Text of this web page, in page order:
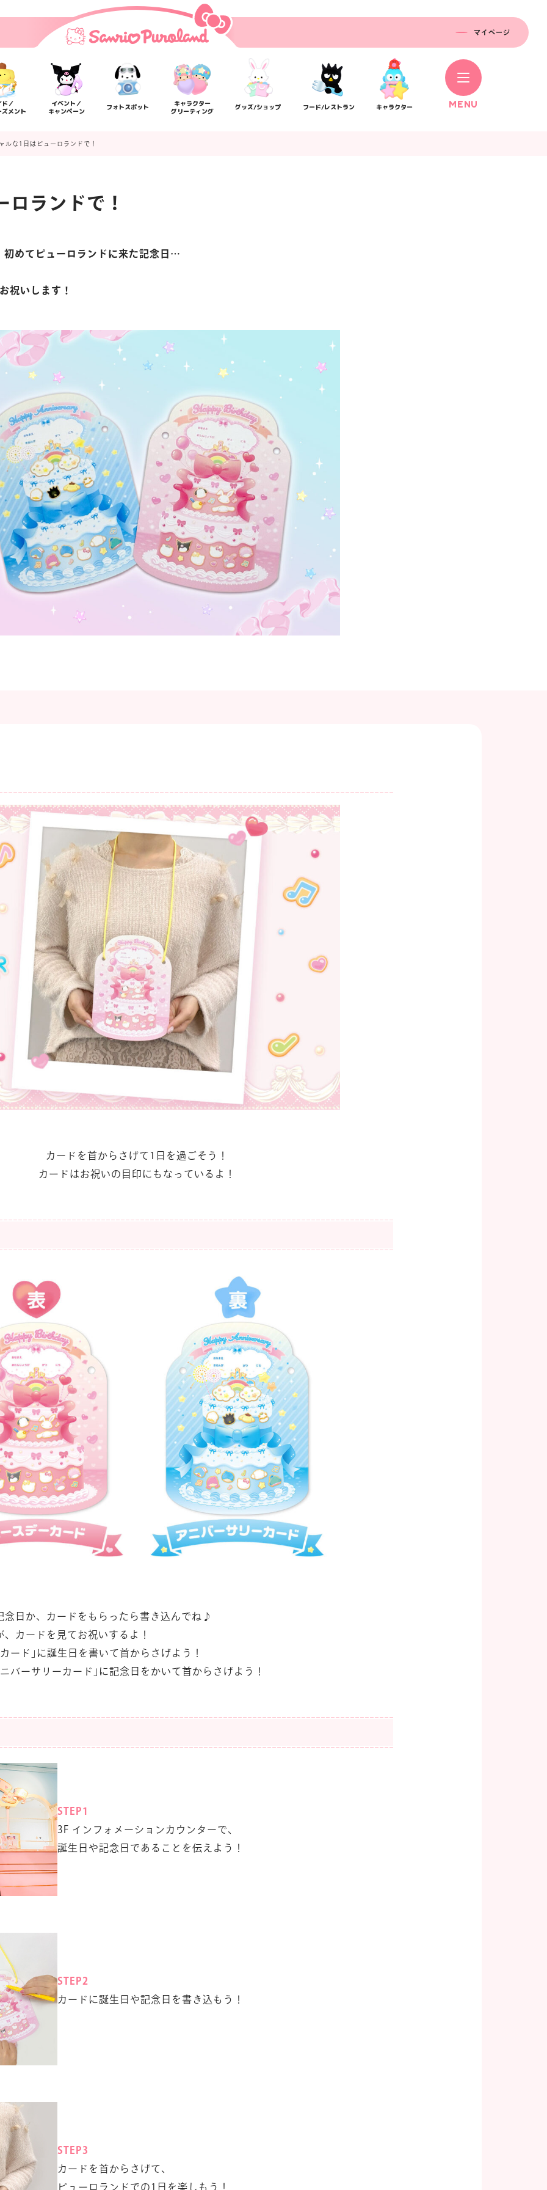
マイページ
MENU
ド／
メント
イベント／
キャンペーン
フォトスポット
キャラクター
グリーティング
グッズ/ショップ フード/レストラン キャラクター
み方 サービスガイド よくあるご質問
ルな1日はピューロランドで！
ランドで！
初めてピューロランドに来た記念日…
祝いします！
カードを首からさげて1日を過ごそう！
カードはお祝いの目印にもなっているよ！
念日か、カードをもらったら書き込んでね♪
カードを見てお祝いするよ！
ード｣に誕生日を書いて首からさげよう！
バーサリーカード｣に記念日をかいて首からさげよう！
STEP1
3F インフォメーションカウンターで、
誕生日や記念日であることを伝えよう！
STEP2
カードに誕生日や記念日を書き込もう！
STEP3
カードを首からさげて、
ピューロランドでの1日を楽しもう！